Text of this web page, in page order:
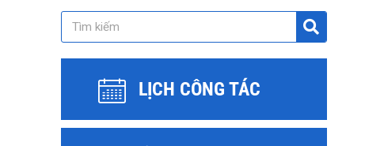
LỊCH CÔNG TÁC